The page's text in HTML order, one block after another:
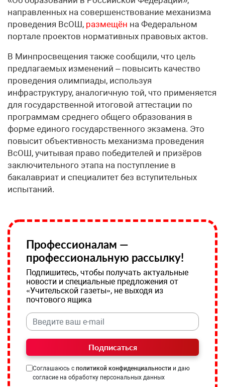
направленных на совершенствование механизма
проведения ВсОШ, размещён на Федеральном
портале проектов нормативных правовых актов.
В Минпросвещения также сообщили, что цель
предлагаемых изменений – повысить качество
проведения олимпиады, используя
инфраструктуру, аналогичную той, что применяется
для государственной итоговой аттестации по
программам среднего общего образования в
форме единого государственного экзамена. Это
повысит объективность механизма проведения
ВсОШ, учитывая право победителей и призёров
заключительного этапа на поступление в
бакалавриат и специалитет без вступительных
испытаний.
Профессионалам —
профессиональную рассылку!
Подпишитесь, чтобы получать актуальные
новости и специальные предложения от
«Учительской газеты», не выходя из
почтового ящика
Подписаться
Соглашаюсь с политикой конфиденциальности и даю
согласие на обработку персональных данных